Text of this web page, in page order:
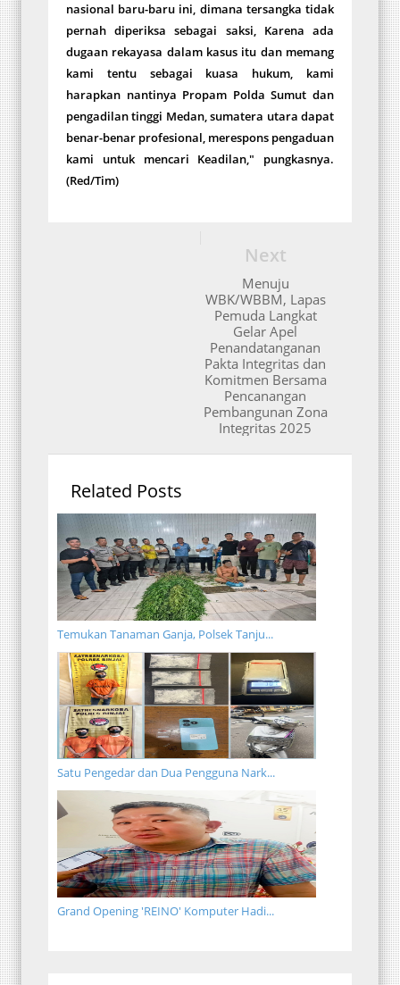
nasional baru-baru ini, dimana tersangka tidak
pernah diperiksa sebagai saksi, Karena ada
dugaan rekayasa dalam kasus itu dan memang
kami tentu sebagai kuasa hukum, kami
harapkan nantinya Propam Polda Sumut dan
pengadilan tinggi Medan, sumatera utara dapat
benar-benar profesional, merespons pengaduan
kami untuk mencari Keadilan," pungkasnya.
(Red/Tim)
Next
Menuju
WBK/WBBM, Lapas
Pemuda Langkat
Gelar Apel
Penandatanganan
Pakta Integritas dan
Komitmen Bersama
Pencanangan
Pembangunan Zona
Integritas 2025
Related Posts
Temukan Tanaman Ganja, Polsek Tanju...
Satu Pengedar dan Dua Pengguna Nark...
Grand Opening 'REINO' Komputer Hadi...